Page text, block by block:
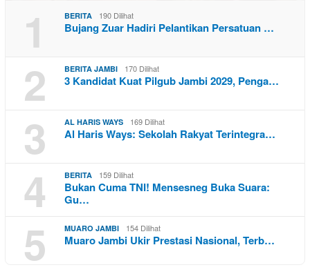
1 BERITA 190 Dilihat
Bujang Zuar Hadiri Pelantikan Persatuan …
2 BERITA JAMBI 170 Dilihat
3 Kandidat Kuat Pilgub Jambi 2029, Penga…
3 AL HARIS WAYS 169 Dilihat
Al Haris Ways: Sekolah Rakyat Terintegra…
4 BERITA 159 Dilihat
Bukan Cuma TNI! Mensesneg Buka Suara:
Gu…
5 MUARO JAMBI 154 Dilihat
Muaro Jambi Ukir Prestasi Nasional, Terb…